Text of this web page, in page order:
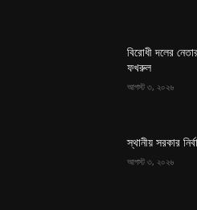
বিরোধী দলের
ফখরুল
আগস্ট ৩, ২০২৬
স্থানীয় সরকার
আগস্ট ৩, ২০২৬